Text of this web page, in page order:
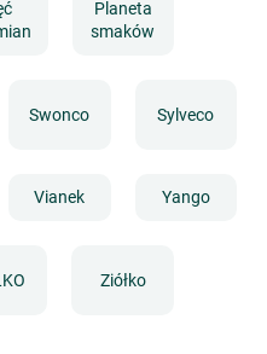
Planeta
smaków
Swonco Sylveco
Vianek Yango
Ziółko